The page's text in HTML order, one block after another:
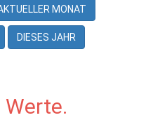
MONAT
DIESES JAHR